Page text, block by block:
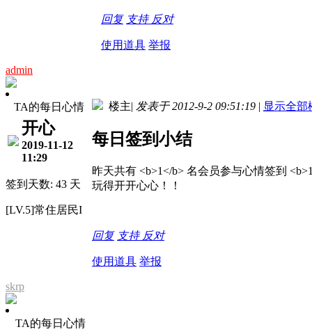
回复 支持 反对
使用道具 举报
admin
TA的每日心情
开心
2019-11-12
11:29
签到天数: 43 天
[LV.5]常住居民I
楼主| 发表于 2012-9-2 09:51:19 | 显示全部
每日签到小结
昨天共有 <b>1</b> 名会员参与心情签到
玩得开开心心！！
回复 支持 反对
使用道具 举报
skrp
TA的每日心情